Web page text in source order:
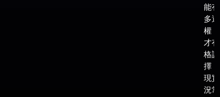
能
多
權
才
格
擇
現
況常